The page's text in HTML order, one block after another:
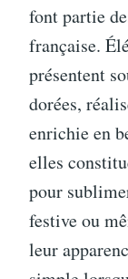
font partie
française.
présentent
dorées,
enrichie en
elles
pour
festive ou
leur